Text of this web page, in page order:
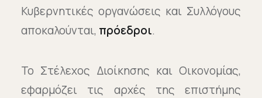
Κυβερνητικές οργανώσεις και Συλλόγους
αποκαλούνται, πρόεδροι.
Το Στέλεχος Διοίκησης και Οικονομίας,
εφαρμόζει τις αρχές της επιστήμης